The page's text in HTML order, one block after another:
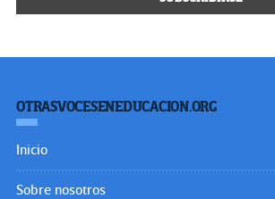
OTRASVOCESENEDUCACION.ORG
Inicio
Sobre nosotros